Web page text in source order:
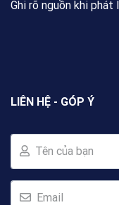
Ghi rõ nguồn khi
LIÊN HỆ - GÓP Ý
Tên của bạn
Email